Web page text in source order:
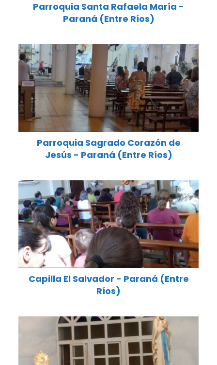
Parroquia Santa Rafaela María -
Paraná (Entre Ríos)
Parroquia Sagrado Corazón de
Jesús - Paraná (Entre Ríos)
Capilla El Salvador - Paraná (Entre
Ríos)